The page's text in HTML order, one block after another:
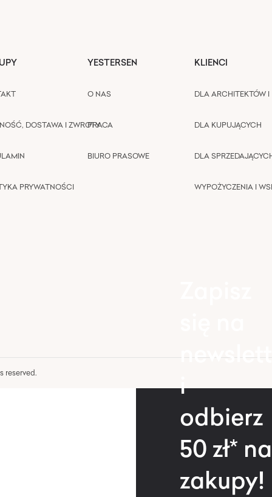
DOSTAWA I ZWROTY
PRYWATNOŚCI
YESTERSEN
O NAS
PRACA
BIURO PRASOWE
KLIENCI
DLA ARCHITEKTÓW I
DLA KUPUJĄCYCH
DLA
WYPOŻYCZENIA I
reserved.
i
odbierz
50 zł* na
zakupy!